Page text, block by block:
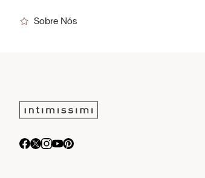
Sobre Nós